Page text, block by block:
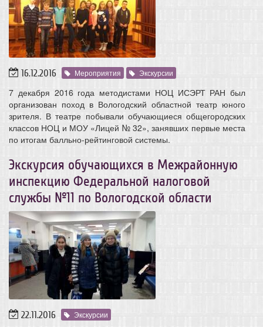
16.12.2016 Мероприятия Экскурсии
7 декабря 2016 года методистами НОЦ ИСЭРТ РАН был
организован поход в Вологодский областной театр юного
зрителя. В театре побывали обучающиеся общегородских
классов НОЦ и МОУ «Лицей № 32», занявших первые места
по итогам балльно-рейтинговой системы.
Экскурсия обучающихся в Межрайонную
инспекцию Федеральной налоговой
службы №11 по Вологодской области
22.11.2016 Экскурсии